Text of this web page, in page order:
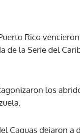
Rico
de la Serie del
los
Caguas dejaron a